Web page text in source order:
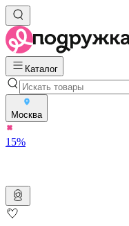
Каталог
Москва
15%